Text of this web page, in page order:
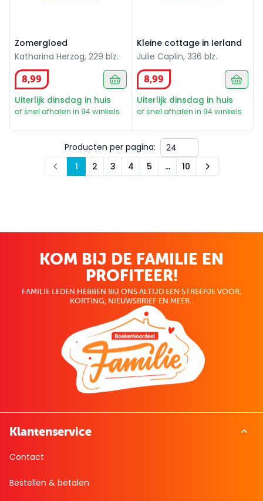
Zomergloed
Katharina Herzog, 229 blz.
8,99
Uiterlijk dinsdag in huis
of snel afhalen in 94 winkels
Kleine cottage in Ierland
Julie Caplin, 336 blz.
8,99
Uiterlijk dinsdag in huis
of snel afhalen in 94 winkels
Producten per pagina:
Prev 1 2 3 4 5 … 10 Next
KOM BIJ DE FAMILIE EN
PROFITEER!
FAMILIE LEDEN HEBBEN BIJ ONS ALTIJD EEN STREEPJE VOOR;
KORTING, NIEUWSBRIEF EN MEER..
Klantenservice
Contact
Bestellen & betalen